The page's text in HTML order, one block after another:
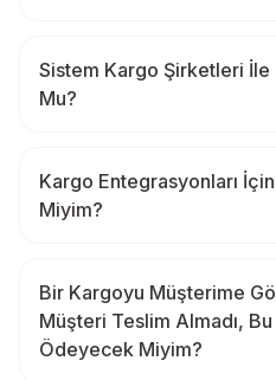
Sistem Kargo Şirketleri İle
Mu?
Kargo Entegrasyonları
Miyim?
Bir Kargoyu Müşterime
Müşteri Teslim Almadı,
Ödeyecek Miyim?